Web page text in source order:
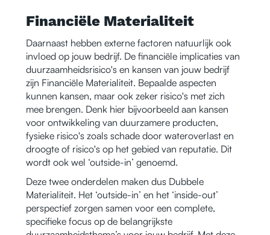
Financiële Materialiteit
Daarnaast hebben externe factoren natuurlijk ook
invloed op jouw bedrijf. De financiële implicaties van
duurzaamheidsrisico's en kansen van jouw bedrijf
zijn Financiële Materialiteit. Bepaalde aspecten
kunnen kansen, maar ook zeker risico's met zich
mee brengen. Denk hier bijvoorbeeld aan kansen
voor ontwikkeling van duurzamere producten,
fysieke risico's zoals schade door wateroverlast en
droogte of risico's op het gebied van reputatie. Dit
wordt ook wel ‘outside-in’ genoemd.
Deze twee onderdelen maken dus Dubbele
Materialiteit. Het ‘outside-in’ en het ‘inside-out’
perspectief zorgen samen voor een complete,
specifieke focus op de belangrijkste